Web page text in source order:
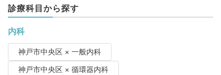
診療科目から探す
内科
神戸市中央区 × 一般内科
神戸市中央区 × 循環器内科